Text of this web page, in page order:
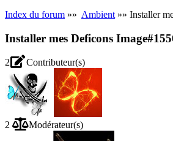
Index du forum »» Ambient »» Installer
Installer mes Deficons Image
2 Contributeur(s)
2 Modérateur(s)